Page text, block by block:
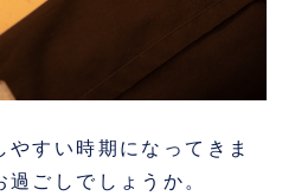
すい時期になってきま
ごしでしょうか。